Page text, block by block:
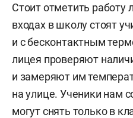
Стоит отметить
входах в школу стоят
и с бесконтактным
лицея проверяют
и замеряют им
на улице. Ученики нам
могут снять только в